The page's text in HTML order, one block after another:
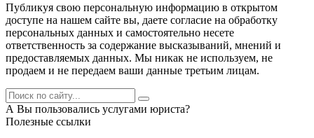
Публикуя свою персональную информацию в открытом
доступе на нашем сайте вы, даете согласие на обработку
персональных данных и самостоятельно несете
ответственность за содержание высказываний, мнений и
предоставляемых данных. Мы никак не используем, не
продаем и не передаем ваши данные третьим лицам.
А Вы пользовались услугами юриста?
Полезные ссылки